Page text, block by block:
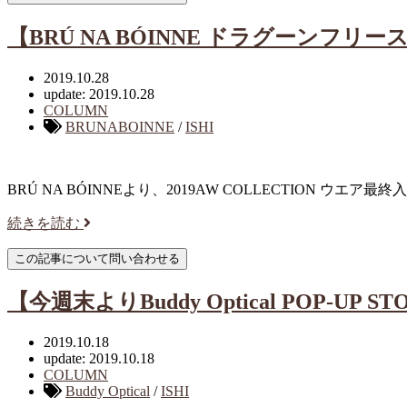
【BRÚ NA BÓINNE ドラグーンフリース
2019.10.28
update: 2019.10.28
COLUMN
BRUNABOINNE /ISHI
BRÚ NA BÓINNEより、2019AW COLLECTION ウエア最終
続きを読む
【今週末よりBuddy Optical POP-UP
2019.10.18
update: 2019.10.18
COLUMN
Buddy Optical /ISHI